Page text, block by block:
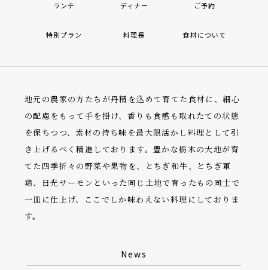
ランチ ディナー ご予約
特別プラン 料理長 食材について
地元の農家の方たちが丹精を込めて育てた食材に、細心
の配慮をもって手を掛け、香りも食感も取れたての状態
を保ちつつ、素材の持ち味を最大限活かし料理として引
き上げるべく精進しております。豊かな栃木の大地が育
てた四季折々の野菜や果物を、とちぎ和牛、とちぎ軍
鶏、日光サーモンといった同じ土地で育ったもの同士で
一皿に仕上げ、ここでしか味わえない料理にしておりま
す。
News